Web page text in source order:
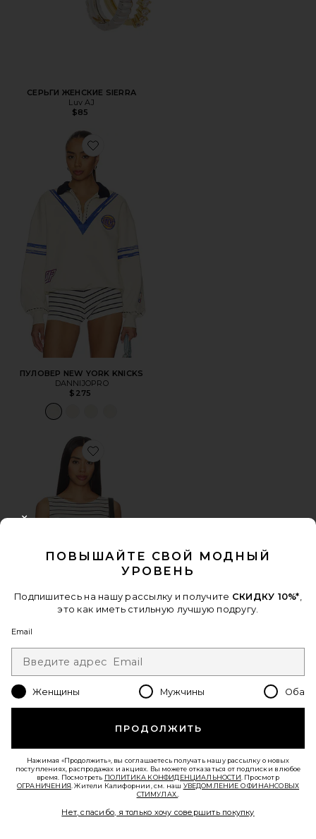
СЕРЬГИ ЖЕНСКИЕ SIERRA
Luv AJ
$85
Favorite ПУЛОВЕР NEW YORK KNICKS
ПУЛОВЕР NEW YORK KNICKS
DANNIJOPRO
$275
Favorite ТОП TOP
ТОП TOP
WeWoreWhat
ПОВЫШАЙТЕ СВОЙ МОДНЫЙ
УРОВЕНЬ
Подпишитесь на нашу рассылку и получите СКИДКУ 10%*
это как иметь стильную лучшую подругу.
Email
Женщины Мужчины Оба
ПРОДОЛЖИТЬ
Нажимая «Продолжить», вы соглашаетесь получать нашу рассылку о новых
поступлениях, распродажах и акциях. Вы можете отказаться от подписки в любое
время. Посмотреть ПОЛИТИКА КОНФИДЕНЦИАЛЬНОСТИ . Просмотр
ОГРАНИЧЕНИЯ . Жители Калифорнии, см. наш УВЕДОМЛЕНИЕ О ФИНАНСОВЫХ
СТИМУЛАХ.
Нет, спасибо, я только хочу совершить покупку